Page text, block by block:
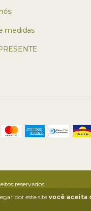
por este site você aceita
medidas
reservados.